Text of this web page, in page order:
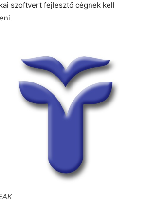
szoftvert fejlesztő cégnek kell